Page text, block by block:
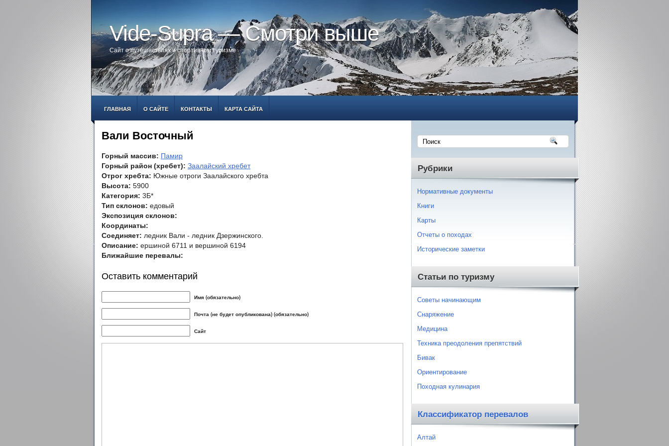
Vide-Supra — Смотри выше
Сайт о путешествиях и спортивном туризме
ГЛАВНАЯ О САЙТЕ КОНТАКТЫ КАРТА САЙТА
Вали Восточный
Горный массив: Памир
Горный район (хребет): Заалайский хребет
Отрог хребта: Южные отроги Заалайского хребта
Высота: 5900
Категория: 3Б*
Тип склонов: едовый
Экспозиция склонов:
Координаты:
Соединяет: ледник Вали - ледник Дзержинского.
Описание: ершиной 6711 и вершиной 6194
Ближайшие перевалы:
Оставить комментарий
Имя (обязательно)
Почта (не будет опубликована) (обязательно)
Сайт
Рубрики
Нормативные документы
Книги
Карты
Отчеты о походах
Исторические заметки
Статьи по туризму
Советы начинающим
Снаряжение
Медицина
Техника преодоления препятствий
Бивак
Ориентирование
Походная кулинария
Классификатор перевалов
Алтай